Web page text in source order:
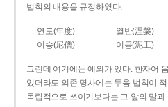
법칙의 내용을 규정하였다.
연도(年度) 열반(涅槃)
이승(尼僧)
이공(泥工)
그런데 여기에는 예외가 있다. 한자어
있더라도 의존 명사에는 두음 법칙이
독립적으로 쓰이기보다는 그 앞의 말